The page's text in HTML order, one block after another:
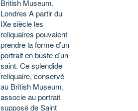
British Museum,
Londres A partir du
IXe siècle les
reliquaires pouvaient
prendre la forme d’un
portrait en buste d’un
saint. Ce splendide
reliquaire, conservé
au British Museum,
associe au portrait
supposé de Saint